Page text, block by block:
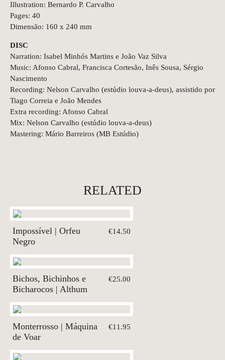
Illustration: Bernardo P. Carvalho
Pages: 40
Dimensão: 160 x 240 mm
DISC
Narration: Isabel Minhós Martins e João Vaz Silva
Music: Afonso Cabral, Francisca Cortesão, Inês Sousa, Sérgio
Nascimento
Recording: Nelson Carvalho (estúdio louva-a-deus), assistido por
Tiago Correia e João Mendes
Extra recording: Afonso Cabral
Mix: Nelson Carvalho (estúdio louva-a-deus)
Mastering: Mário Barreiros (MB Estúdio)
RELATED
Impossível | Orfeu
Negro
€14.50
Bichos, Bichinhos e
Bicharocos | Althum
€25.00
Monterrosso | Máquina
de Voar
€11.95